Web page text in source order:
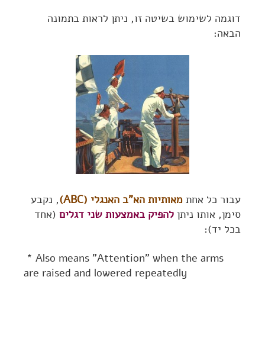
דוגמה לשימוש בשיטה זו, ניתן לראות בתמונה
הבאה:
עבור כל אחת מאותיות הא"ב האנגלי (ABC)
, נקבע
סימן, אותו ניתן להפיק באמצעות שני דגלים (אחד
בכל יד):
* Also means "Attention" when the arms
are raised and lowered repeatedly